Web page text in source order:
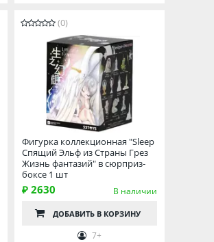
(0)
Фигурка коллекционная "Sleep
Спящий Эльф из Страны Грез
Жизнь фантазий" в сюрприз-
боксе 1 шт
₽ 2630 В наличии
ДОБАВИТЬ В КОРЗИНУ
7+